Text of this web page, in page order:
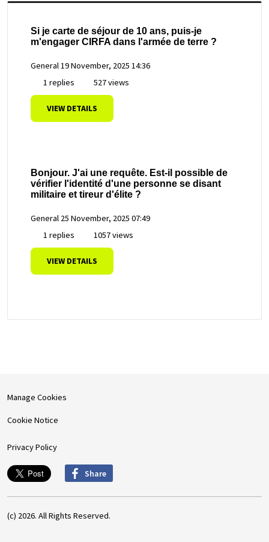
Si je carte de séjour de 10 ans, puis-je
m'engager CIRFA dans l'armée de terre ?
General19 November, 2025 14:36
1 replies
527 views
VIEW DETAILS
Bonjour. J'ai une requête. Est-il possible de
vérifier l'identité d'une personne se disant
militaire et tireur d'élite ?
General 25 November, 2025 07:49
1 replies
1057 views
VIEW DETAILS
Manage Cookies
Cookie Notice
Privacy Policy
Share
(c) 2026. All Rights Reserved.